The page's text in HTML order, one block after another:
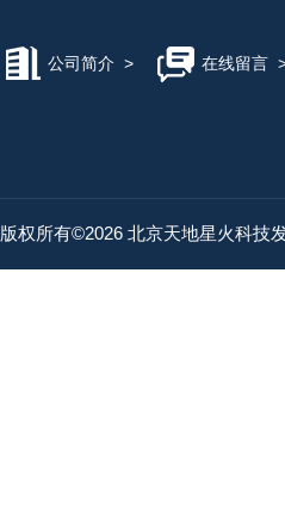
公司简介 > 在线留言
版权所有©2026 北京天地星火科